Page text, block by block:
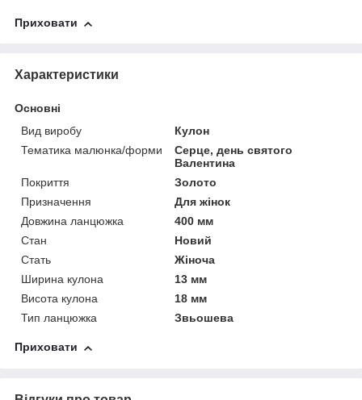
Приховати
Характеристики
Основні
Вид виробу
Кулон
Тематика малюнка/форми
Серце, день святого
Валентина
Покриття
Золото
Призначення
Для жінок
Довжина ланцюжка
400 мм
Стан
Новий
Стать
Жіноча
Ширина кулона
13 мм
Висота кулона
18 мм
Тип ланцюжка
Звьошева
Приховати